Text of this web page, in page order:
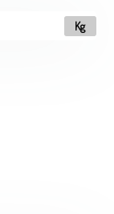
Kg